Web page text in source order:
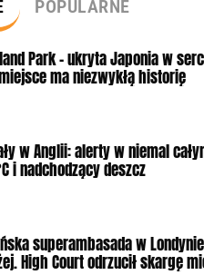
POPULARNE
Park – ukryta Japonia w
ma niezwykłą historię
w Anglii: alerty w niemal
i nadchodzący deszcz
superambasada w
High Court odrzucił skargę